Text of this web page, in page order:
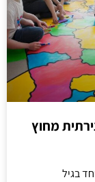
מחוץ
בגיל